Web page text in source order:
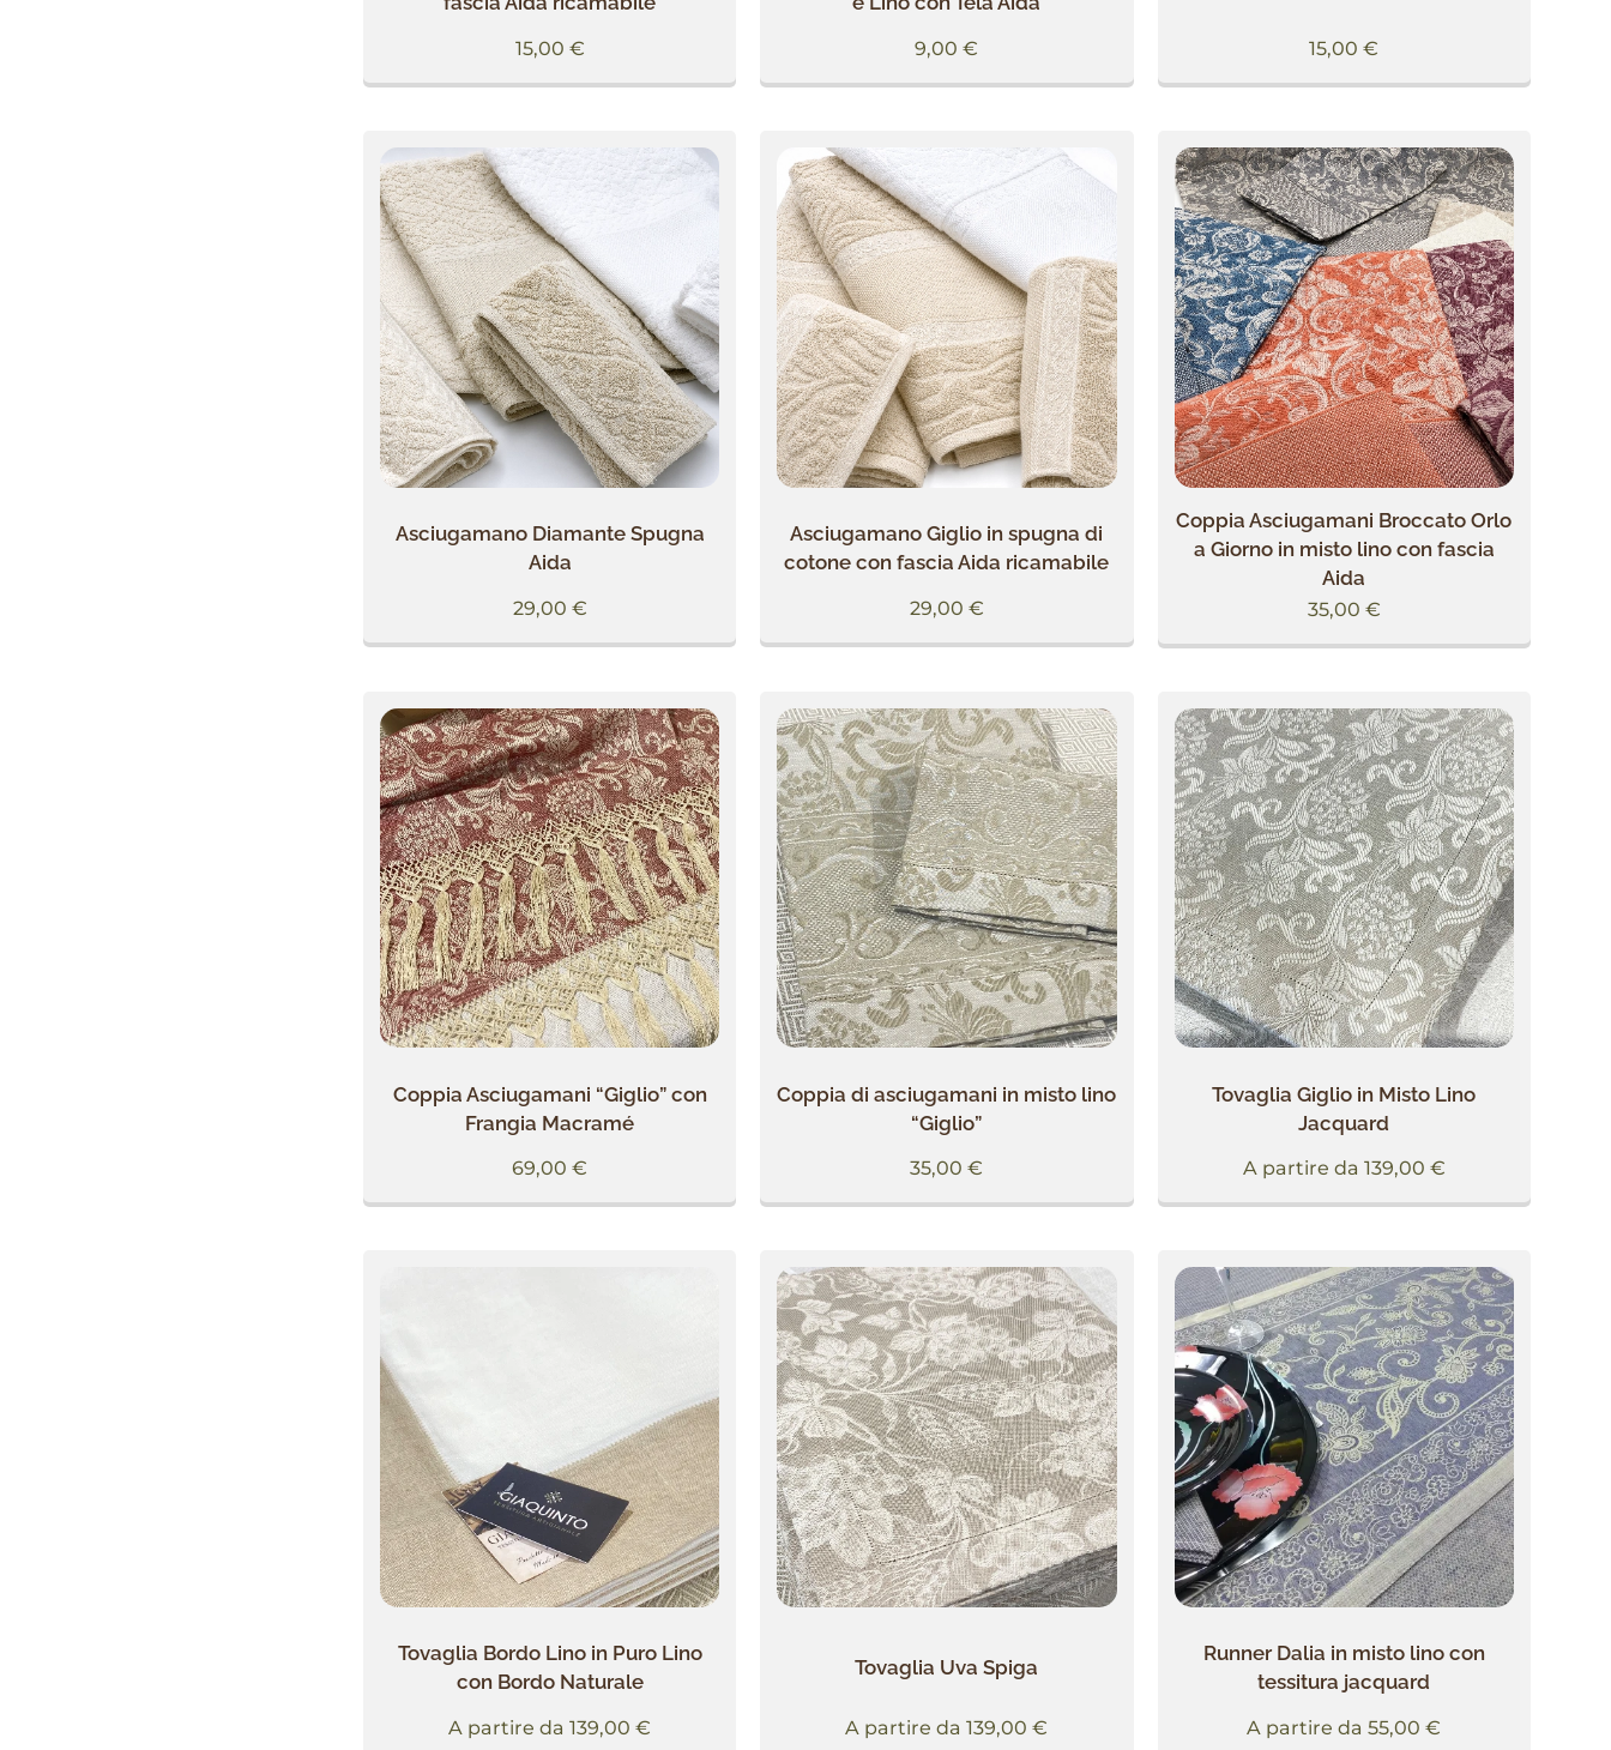
15,00 € 9,00 € 15,00 €
Asciugamano Diamante Spugna
Aida
29,00 €
Asciugamano Giglio in spugna di
cotone con fascia Aida ricamabile
29,00 €
Coppia Asciugamani Broccato Orlo
a Giorno in misto lino con fascia
Aida
35,00 €
Coppia Asciugamani “Giglio” con
Frangia Macramé
69,00 €
Coppia di asciugamani in misto lino
“Giglio”
35,00 €
Tovaglia Giglio in Misto Lino
Jacquard
A partire da 139,00 €
Tovaglia Bordo Lino in Puro Lino
con Bordo Naturale
A partire da139,00 €
Tovaglia Uva Spiga
A partire da139,00 €
Runner Dalia in misto lino con
tessitura jacquard
A partire da55,00 €